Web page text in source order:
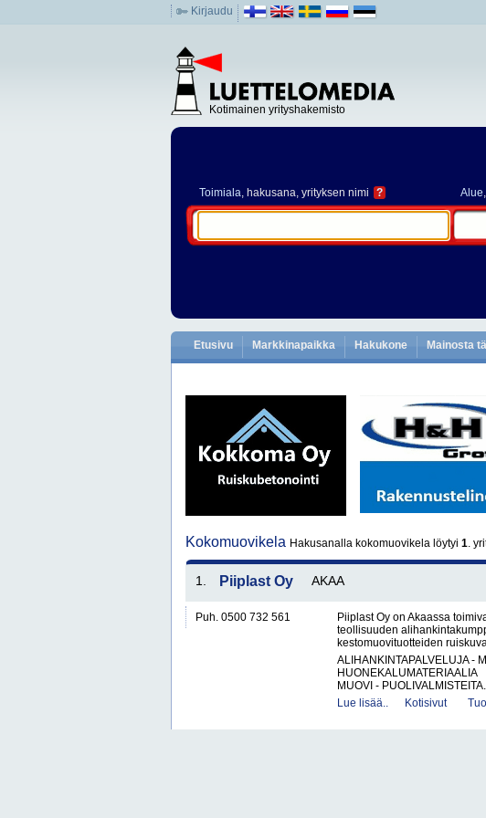
Kirjaudu
Kotimainen yrityshakemisto
Toimiala, hakusana, yrityksen nimi ? Alue
Etusivu Markkinapaikka Hakukone Mainosta
Kokomuovikela Hakusanalla kokomuovikela löytyi 1.
1. Piiplast Oy AKAA
Puh. 0500 732 561
Piiplast Oy on Akaassa
teollisuuden
kestomuovituotteiden
ALIHANKINTAPALVELUJA -
HUONEKALUMATERIAALIA
MUOVI -
Lue lisää..
Kotisivut